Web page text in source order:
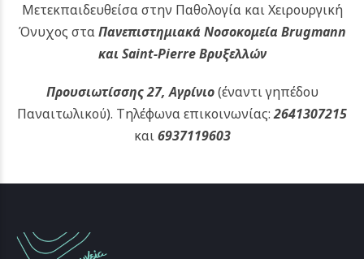
Μετεκπαιδευθείσα στην Παθολογία και Χειρουργική
Όνυχος σταΠανεπιστημιακά Νοσοκομεία Brugmann
και Saint-Pierre Βρυξελλών
Προυσιωτίσσης 27, Αγρίνιο(έναντι γηπέδου
Παναιτωλικού). Τηλέφωνα επικοινωνίας:2641307215
και6937119603